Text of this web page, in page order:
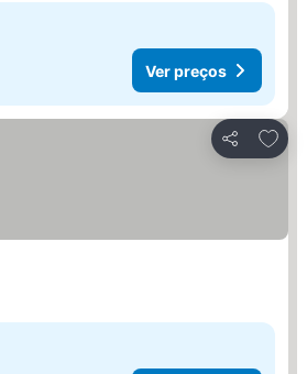
Ver preços
Partilhar